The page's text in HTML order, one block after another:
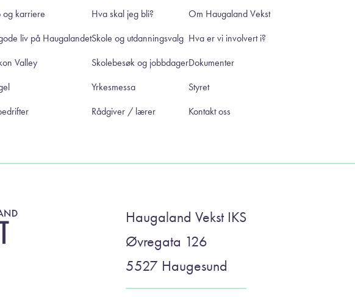
og karriere
liv på Haugalandet
Valley
Hva skal jeg bli?
Skole og utdanningsvalg
Skolebesøk og jobbdager
Yrkesmessa
Rådgiver / lærer
Om Haugaland Vekst
Hva er vi involvert i?
Dokumenter
Styret
Kontakt oss
Haugaland Vekst IKS
Øvregata 126
5527 Haugesund